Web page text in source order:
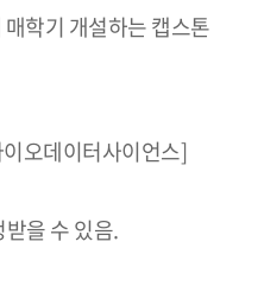
학기 개설하는 캡스톤
오데이터사이언스]
을 수 있음.